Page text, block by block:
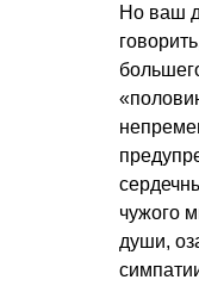
Но ваш
чужого
души,